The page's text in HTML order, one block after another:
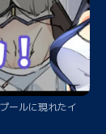
ールに現れたイ